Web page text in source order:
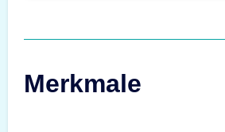
Merkmale